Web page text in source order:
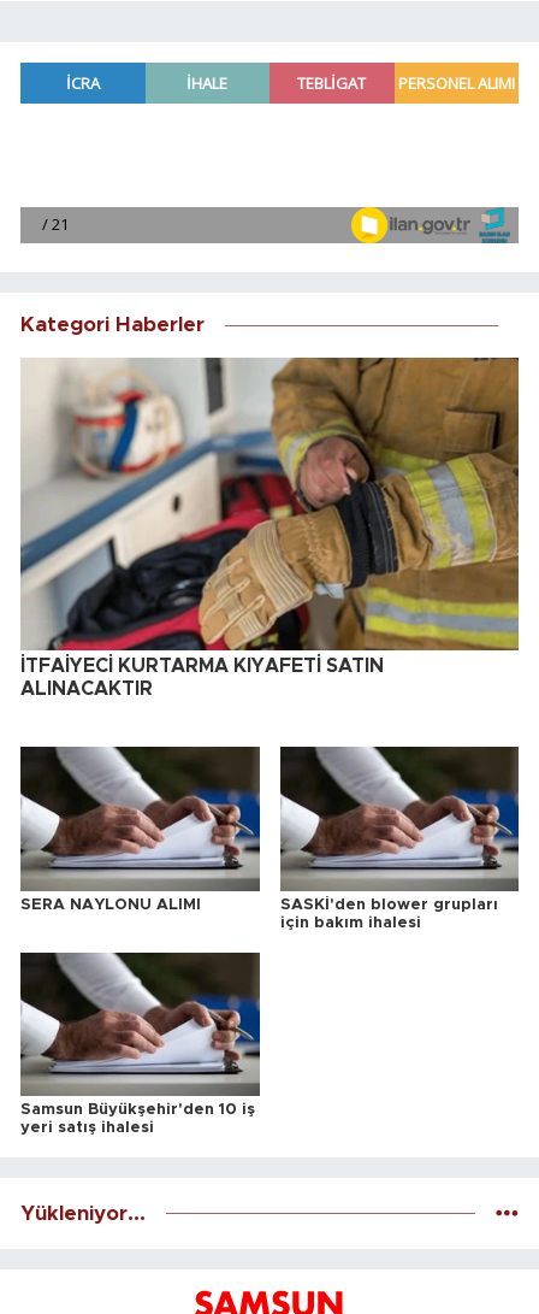
Kategori Haberler
İTFAİYECİ KURTARMA KIYAFETİ SATIN
ALINACAKTIR
SERA NAYLONU ALIMI
SASKİ'den blower grupları
için bakım ihalesi
Samsun Büyükşehir'den 10 iş
yeri satış ihalesi
Yükleniyor...